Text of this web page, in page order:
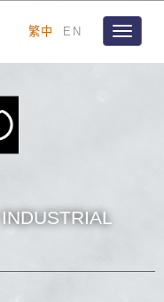
繁中 EN
Toggle